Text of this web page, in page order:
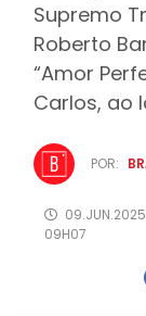
Supremo
Roberto
“Amor
Carlos, ao
POR:
09H07